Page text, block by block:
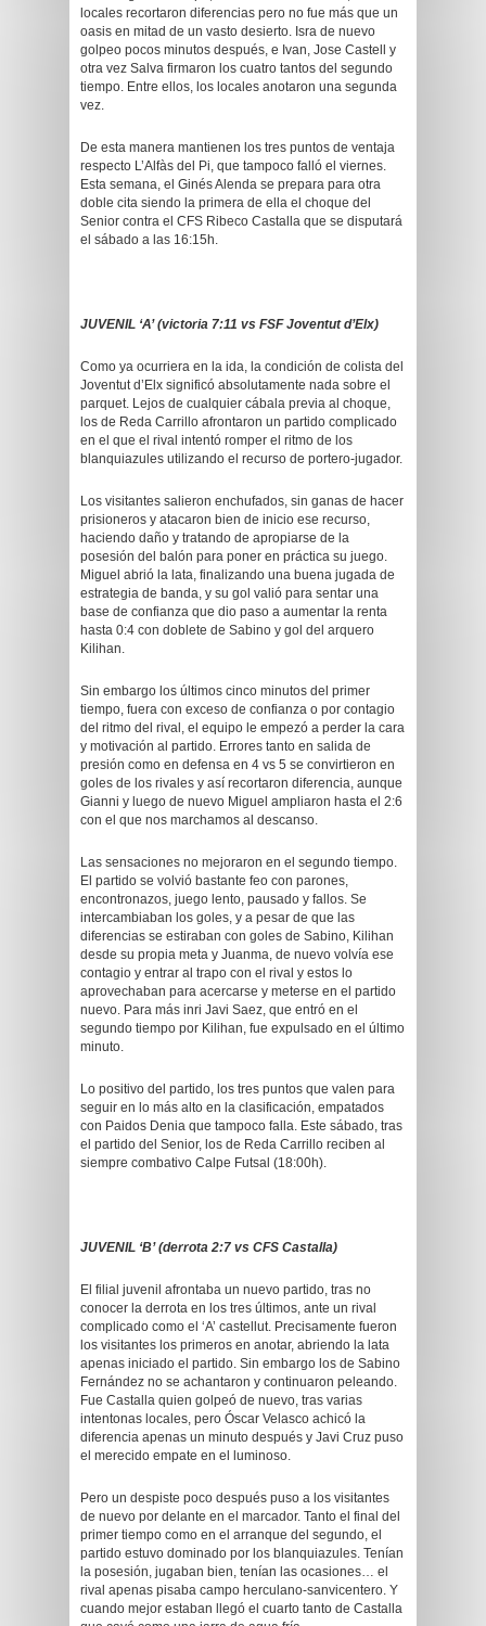
locales recortaron diferencias pero no fue más que un
oasis en mitad de un vasto desierto. Isra de nuevo
golpeo pocos minutos después, e Ivan, Jose Castell y
otra vez Salva firmaron los cuatro tantos del segundo
tiempo. Entre ellos, los locales anotaron una segunda
vez.
De esta manera mantienen los tres puntos de ventaja
respecto L’Alfàs del Pi, que tampoco falló el viernes.
Esta semana, el Ginés Alenda se prepara para otra
doble cita siendo la primera de ella el choque del
Senior contra el CFS Ribeco Castalla que se disputará
el sábado a las 16:15h.
JUVENIL ‘A’ (victoria 7:11 vs FSF Joventut d’Elx)
Como ya ocurriera en la ida, la condición de colista del
Joventut d’Elx significó absolutamente nada sobre el
parquet. Lejos de cualquier cábala previa al choque,
los de Reda Carrillo afrontaron un partido complicado
en el que el rival intentó romper el ritmo de los
blanquiazules utilizando el recurso de portero-jugador.
Los visitantes salieron enchufados, sin ganas de hacer
prisioneros y atacaron bien de inicio ese recurso,
haciendo daño y tratando de apropiarse de la
posesión del balón para poner en práctica su juego.
Miguel abrió la lata, finalizando una buena jugada de
estrategia de banda, y su gol valió para sentar una
base de confianza que dio paso a aumentar la renta
hasta 0:4 con doblete de Sabino y gol del arquero
Kilihan.
Sin embargo los últimos cinco minutos del primer
tiempo, fuera con exceso de confianza o por contagio
del ritmo del rival, el equipo le empezó a perder la cara
y motivación al partido. Errores tanto en salida de
presión como en defensa en 4 vs 5 se convirtieron en
goles de los rivales y así recortaron diferencia, aunque
Gianni y luego de nuevo Miguel ampliaron hasta el 2:6
con el que nos marchamos al descanso.
Las sensaciones no mejoraron en el segundo tiempo.
El partido se volvió bastante feo con parones,
encontronazos, juego lento, pausado y fallos. Se
intercambiaban los goles, y a pesar de que las
diferencias se estiraban con goles de Sabino, Kilihan
desde su propia meta y Juanma, de nuevo volvía ese
contagio y entrar al trapo con el rival y estos lo
aprovechaban para acercarse y meterse en el partido
nuevo. Para más inri Javi Saez, que entró en el
segundo tiempo por Kilihan, fue expulsado en el último
minuto.
Lo positivo del partido, los tres puntos que valen para
seguir en lo más alto en la clasificación, empatados
con Paidos Denia que tampoco falla. Este sábado, tras
el partido del Senior, los de Reda Carrillo reciben al
siempre combativo Calpe Futsal (18:00h).
JUVENIL ‘B’ (derrota 2:7 vs CFS Castalla)
El filial juvenil afrontaba un nuevo partido, tras no
conocer la derrota en los tres últimos, ante un rival
complicado como el ‘A’ castellut. Precisamente fueron
los visitantes los primeros en anotar, abriendo la lata
apenas iniciado el partido. Sin embargo los de Sabino
Fernández no se achantaron y continuaron peleando.
Fue Castalla quien golpeó de nuevo, tras varias
intentonas locales, pero Óscar Velasco achicó la
diferencia apenas un minuto después y Javi Cruz puso
el merecido empate en el luminoso.
Pero un despiste poco después puso a los visitantes
de nuevo por delante en el marcador. Tanto el final del
primer tiempo como en el arranque del segundo, el
partido estuvo dominado por los blanquiazules. Tenían
la posesión, jugaban bien, tenían las ocasiones… el
rival apenas pisaba campo herculano-sanvicentero. Y
cuando mejor estaban llegó el cuarto tanto de Castalla